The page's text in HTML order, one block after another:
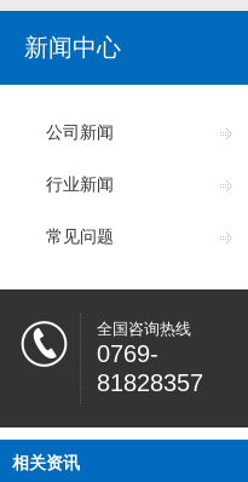
新闻中心
公司新闻
行业新闻
常见问题
全国咨询热线
0769-
81828357
相关资讯